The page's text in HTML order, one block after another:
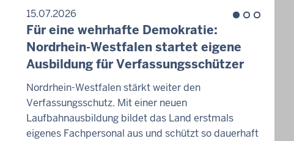
15.07.2026
Für eine wehrhafte Demokratie:
Nordrhein-Westfalen startet eigene
Ausbildung für Verfassungsschützer
Nordrhein-Westfalen stärkt weiter den
Verfassungsschutz. Mit einer neuen
Laufbahnausbildung bildet das Land erstmals
eigenes Fachpersonal aus und schützt so dauerhaft